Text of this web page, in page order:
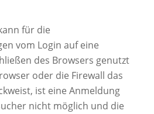
für die
vom Login auf eine
des Browsers genutzt
oder die Firewall das
ist eine Anmeldung
nicht möglich und die